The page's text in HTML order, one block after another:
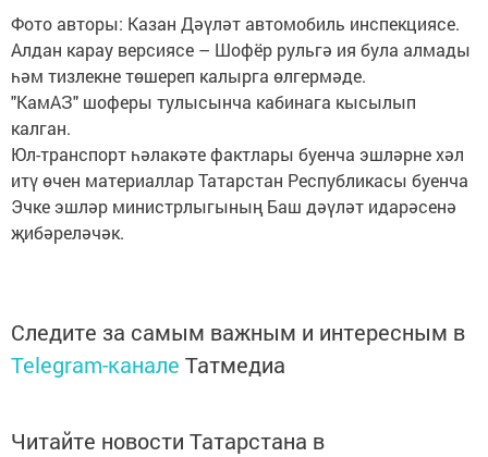
Фото авторы: Казан Дәүләт автомобиль инспекциясе.
Алдан карау версиясе – Шофёр рульгә ия була алмады
һәм тизлекне төшереп калырга өлгермәде.
"КамАЗ" шоферы тулысынча кабинага кысылып
калган.
Юл-транспорт һәлакәте фактлары буенча эшләрне хәл
итү өчен материаллар Татарстан Республикасы буенча
Эчке эшләр министрлыгының Баш дәүләт идарәсенә
җибәреләчәк.
Следите за самым важным и интересным в
Telegram-канале Татмедиа
Читайте новости Татарстана в